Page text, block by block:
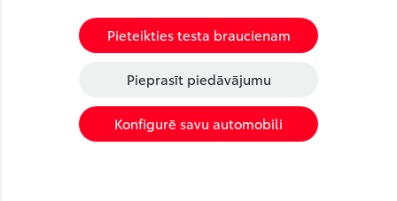
Pieteikties testa braucienam
Pieprasīt piedāvājumu
Konfigurē savu automobili